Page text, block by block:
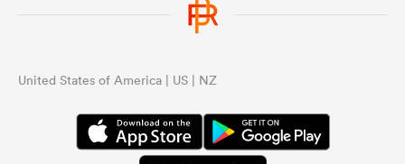
United States of America | US | NZ